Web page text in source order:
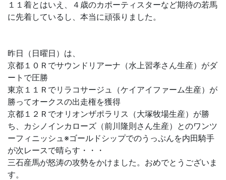
１１着とはいえ、４歳のカポーティスターなど期待の若馬
に先着しているし、本当に頑張りました。
昨日（日曜日）は、
京都１０Ｒでサウンドリアーナ（水上習孝さん生産）がダ
ートで圧勝
東京１１Ｒでリラコサージュ（ケイアイファーム生産）が
勝ってオークスの出走権を獲得
京都１２Ｒでオリオンザポラリス（大塚牧場生産）が勝
ち、カシノインカローズ（前川隆則さん生産）とのワンツ
ーフィニッシュ※ゴールドシップでのうっぷんを内田騎手
が次レースで晴らす・・・
三石産馬が怒涛の攻勢をかけました。おめでとうございま
す。